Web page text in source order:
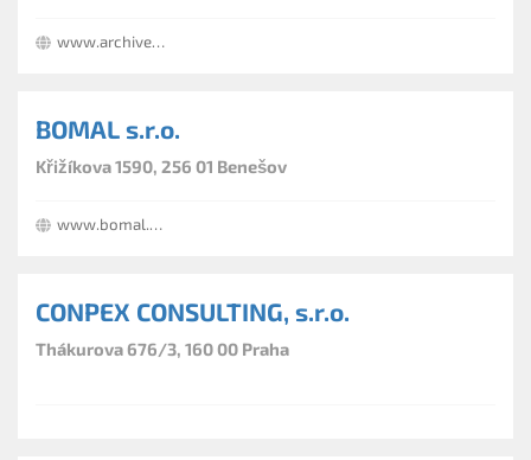
www.archiver.cz
BOMAL s.r.o.
Křižíkova 1590, 256 01 Benešov
www.bomal.cz
CONPEX CONSULTING, s.r.o.
Thákurova 676/3, 160 00 Praha